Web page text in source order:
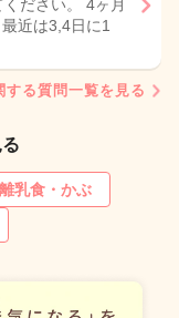
ださい。 4ヶ月
近は3,4日に1
する質問一覧を見る
離乳食・かぶ